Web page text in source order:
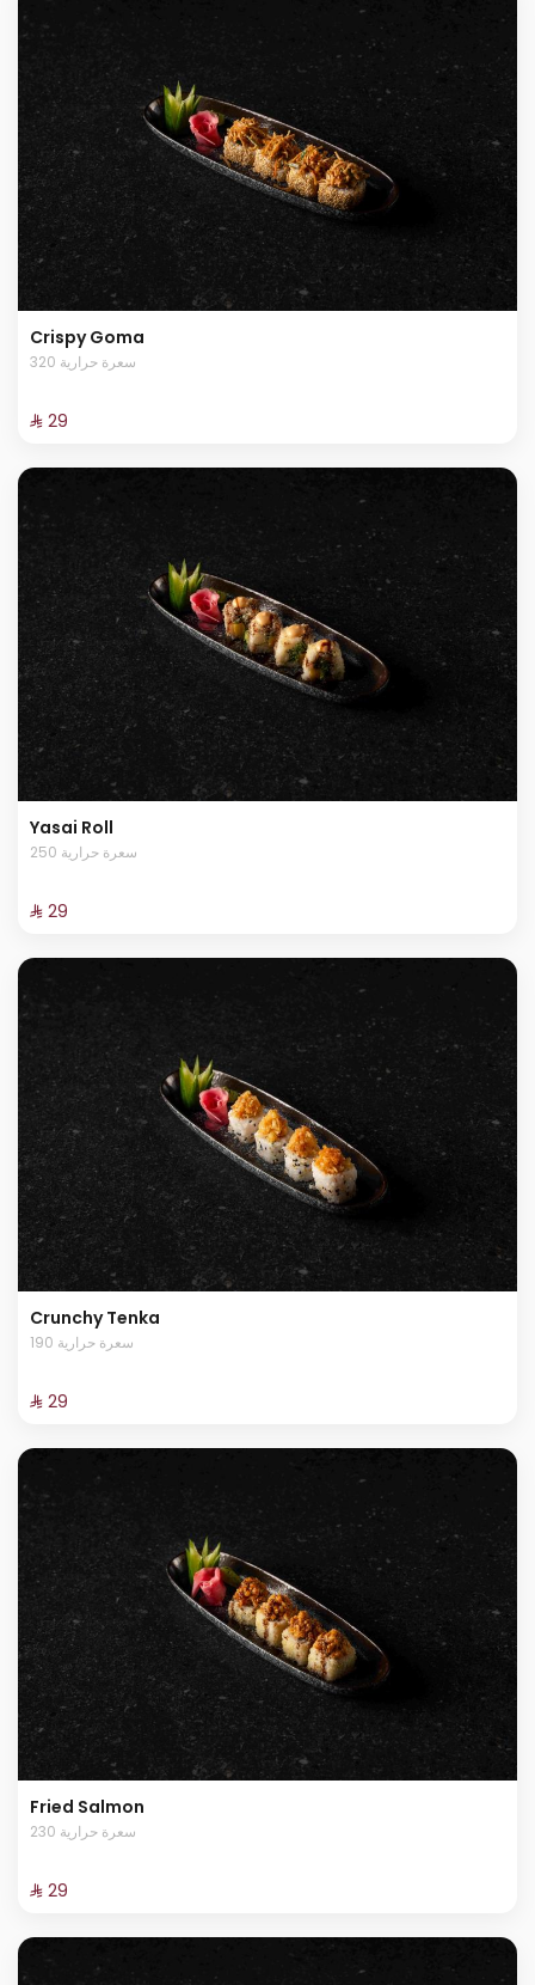
Crispy Goma
320 سعرة حرارية
⁨⁦‪‬ 29⁩
Yasai Roll
250 سعرة حرارية
⁨⁦‪‬ 29⁩
Crunchy Tenka
190 سعرة حرارية
⁨⁦‪‬ 29⁩
Fried Salmon
230 سعرة حرارية
⁨⁦‪‬ 29⁩